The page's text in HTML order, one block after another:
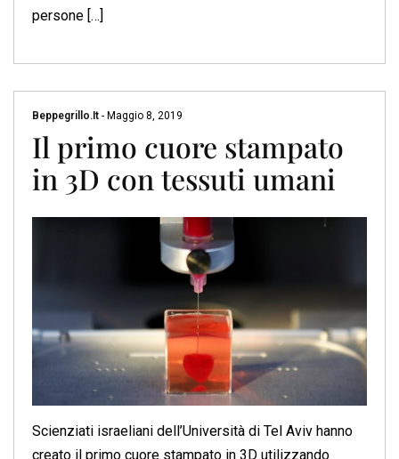
persone […]
Beppegrillo.it - Maggio 8, 2019
Il primo cuore stampato
in 3D con tessuti umani
Scienziati israeliani dell’Università di Tel Aviv hanno
creato il primo cuore stampato in 3D utilizzando